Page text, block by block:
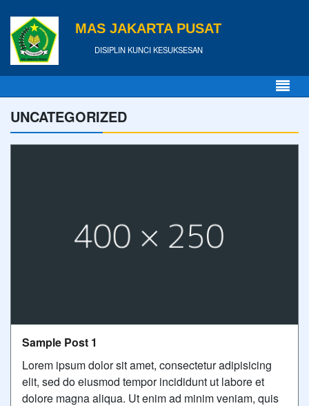
MAS JAKARTA PUSAT
DISIPLIN KUNCI KESUKSESAN
UNCATEGORIZED
Sample Post 1
Lorem ipsum dolor sit amet, consectetur adipisicing
elit, sed do eiusmod tempor incididunt ut labore et
dolore magna aliqua. Ut enim ad minim veniam, quis